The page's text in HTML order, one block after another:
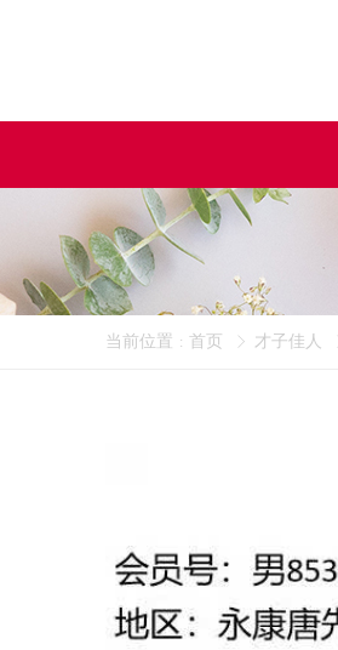
当前位置 : 首页 才子佳人